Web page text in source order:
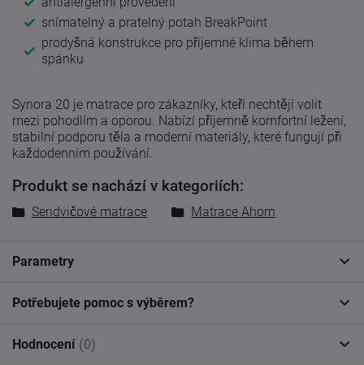
snímatelný a pratelný potah BreakPoint
prodyšná konstrukce pro příjemné klima během
spánku
Synora 20 je matrace pro zákazníky, kteří nechtějí volit
mezi pohodlím a oporou. Nabízí příjemně komfortní ležení,
stabilní podporu těla a moderní materiály, které fungují při
každodenním používání.
Produkt se nachází v kategoriích:
Sendvičové matrace Matrace Ahorn
Parametry
Potřebujete pomoc s výběrem?
Hodnocení (0)